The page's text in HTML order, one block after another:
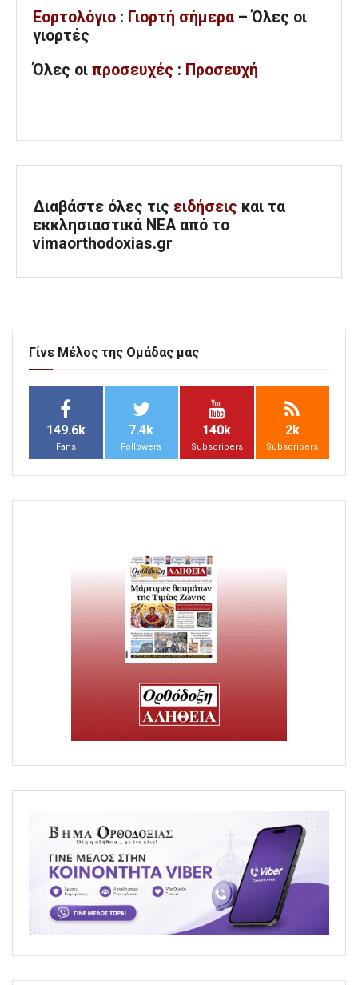
Εορτολόγιο : Γιορτή σήμερα – Όλες οι
γιορτές
Όλες οι προσευχές : Προσευχή
Διαβάστε όλες τις ειδήσεις και τα
εκκλησιαστικά ΝΕΑ από το
vimaorthodoxias.gr
Γίνε Μέλος της Ομάδας μας
149.6k
Fans
7.4k
Followers
140k
Subscribers
2k
Subscribers